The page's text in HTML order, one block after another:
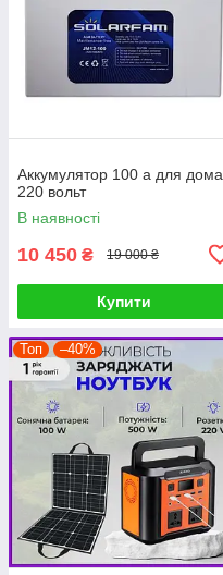
Аккумулятор 100 а для дома
220 вольт
В наявності
10 450 ₴ 19 000 ₴
Купити
Топ –40%